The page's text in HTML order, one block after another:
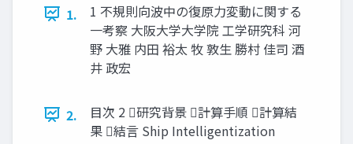
1.
1 不規則向波中の復原⼒変動に関する
⼀考察 ⼤阪⼤学⼤学院 ⼯学研究科 河
野 ⼤雅 内⽥ 裕太 牧 敦⽣ 勝村 佳司 酒
井 政宏
2.
⽬次 2 研究背景 計算⼿順 計算結
果 結⾔ Ship Intelligentization